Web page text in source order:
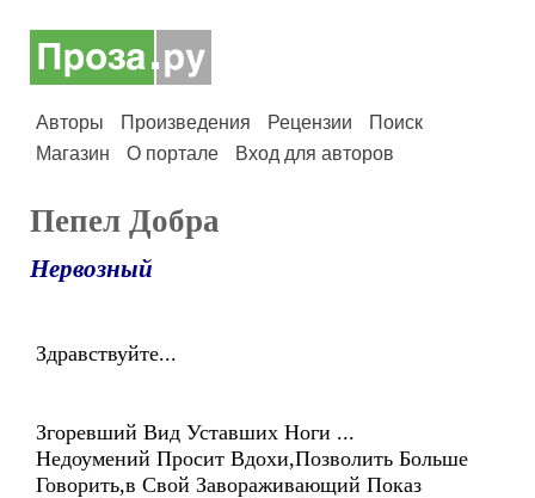
Авторы Произведения Рецензии
Поиск
Магазин
О портале Вход для авторов
Пепел Добра
Нервозный
Здравствуйте...
Згоревший Вид Уставших Ноги ...
Недоумений Просит Вдохи,Позволить Больше
Говорить,в Свой Завораживающий Показ